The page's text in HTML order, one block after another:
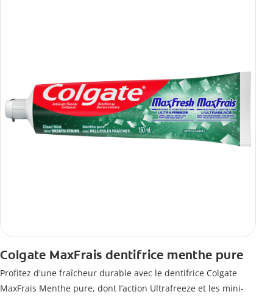
Colgate MaxFrais dentifrice menthe pure
Profitez d'une fraîcheur durable avec le dentifrice Colgate
MaxFrais Menthe pure, dont l’action Ultrafreeze et les mini-